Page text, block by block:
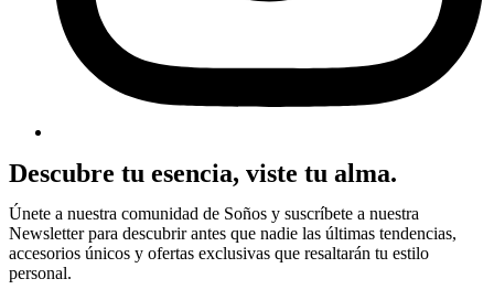
Descubre tu esencia, viste tu alma.
Únete a nuestra comunidad de Soños y suscríbete a nuestra
Newsletter para descubrir antes que nadie las últimas tendencias,
accesorios únicos y ofertas exclusivas que resaltarán tu estilo
personal.